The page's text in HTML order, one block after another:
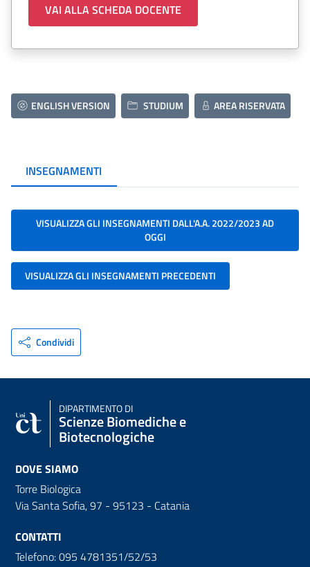
VAI ALLA SCHEDA DOCENTE
ENGLISH VERSION STUDIUM AREA RISERVATA
INSEGNAMENTI
VISUALIZZA GLI INSEGNAMENTI DALL'A.A. 2022/2023 AD
OGGI
VISUALIZZA GLI INSEGNAMENTI PRECEDENTI
Condividi
DIPARTIMENTO DI
Scienze Biomediche e
Biotecnologiche
DOVE SIAMO
Torre Biologica
Via Santa Sofia, 97 - 95123 - Catania
CONTATTI
Telefono: 095 4781351/52/53